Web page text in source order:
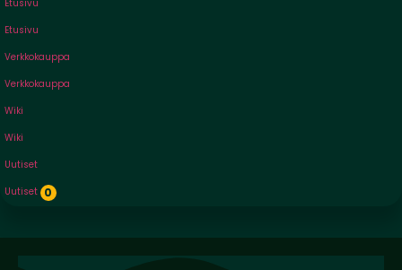
Etusivu
Etusivu
Verkkokauppa
Verkkokauppa
Wiki
Wiki
Uutiset
Uutiset 0